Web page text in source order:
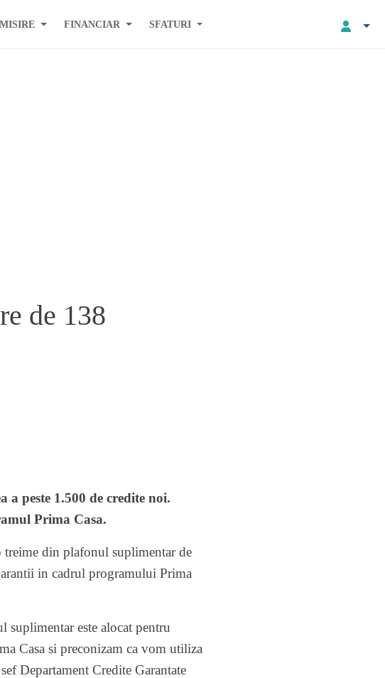
FINANCIAR SFATURI
de 138
peste 1.500 de credite noi.
Prima Casa.
treime din plafonul suplimentar de
in cadrul programului Prima
este alocat pentru
Casa si preconizam ca vom utiliza
Departament Credite Garantate